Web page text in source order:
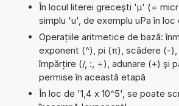
În locul literei grecești 'µ' (=
simplu 'u', de exemplu uPa în loc
Operațiile aritmetice de bază:
exponent (^), pi (π), scădere (-),
împărțire (/, :, ÷), adunare (+) și
permise în această etapă
În loc de '1,4 x 10^5', se poate